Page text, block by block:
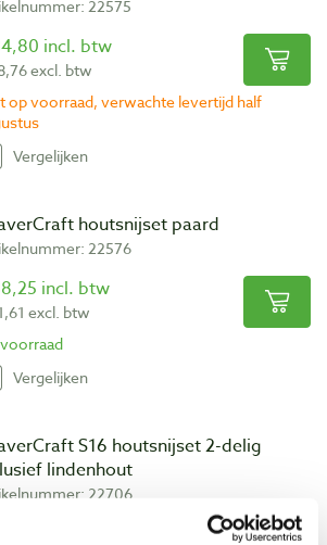
22575
incl. btw
excl. btw
op voorraad, verwachte levertijd half
Vergelijken
houtsnijset paard
22576
incl. btw
excl. btw
Vergelijken
S16 houtsnijset 2-delig
lindenhout
22706